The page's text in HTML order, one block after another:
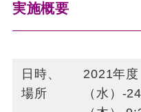
実施概要
日時、
場所
2021年
（水）-